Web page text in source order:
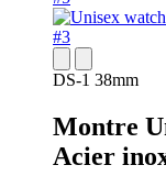
DS-1 38mm
Montre
Acier